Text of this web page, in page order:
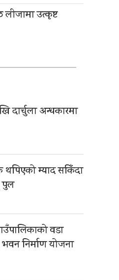
लीजामा उत्कृष्ट
दार्चुला अन्धकारमा
थपिएको म्याद सकिँदा
पुल
वडा
निर्माण योजना